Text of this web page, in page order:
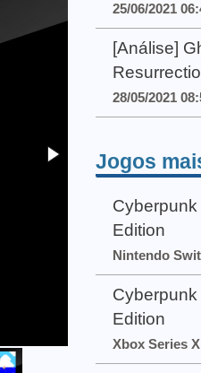
25/06/2021
[Análise]
28/05/2021
Jogos
Edition
Nintendo
Edition
Xbox Series X